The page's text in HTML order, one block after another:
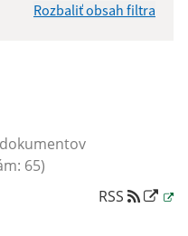
Rozbaliť obsah filtra
65)
RSS